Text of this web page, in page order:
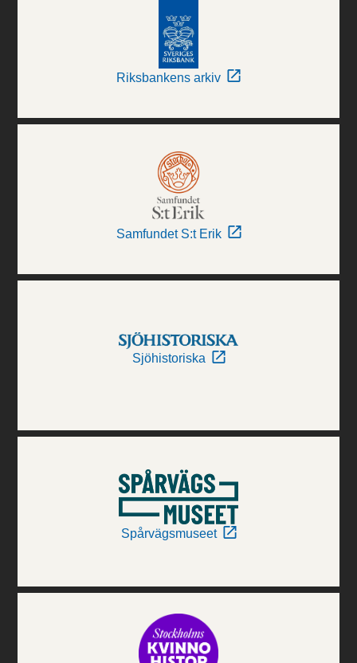
Riksbankens arkiv
Samfundet S:t Erik
Sjöhistoriska
Spårvägsmuseet